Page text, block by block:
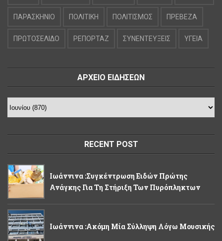
ΠΑΡΑΣΚΗΝΙΟ ΠΟΛΙΤΙΚΗ ΠΟΛΙΤΙΣΜΟΣ ΠΡΕΒΕΖΑ
ΠΡΩΤΟΣΕΛΙΔΟ ΡΕΠΟΡΤΑΖ ΣΥΝΕΝΤΕΥΞΕΙΣ ΥΓΕΙΑ
ΑΡΧΕΙΟ ΕΙΔΗΣΕΩΝ
RECENT POST
Ιωάννινα :Συγκέντρωση Ειδών Πρώτης
Ανάγκης Για Τη Στήριξη Των Πυρόπληκτων
Ιωάννινα :Ακόμη Μία Σύλληψη Λόγω Μουσικής